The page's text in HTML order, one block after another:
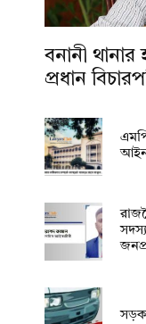
বনানী থানার
প্রধান
সড়ক